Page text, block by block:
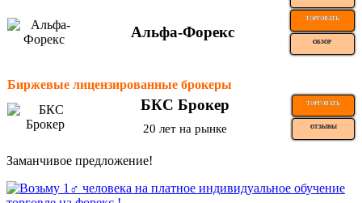
Альфа-Форекс
ТОРГОВАТЬ
ОБЗОР
Биржевые лицензированные брокеры
БКС Брокер ТОРГОВАТЬ
20 лет на рынке ОТЗЫВЫ
Заманчивое предложение!